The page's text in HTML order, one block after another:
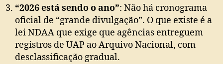
“2026 está sendo o ano”: Não há cronograma
oficial de “grande divulgação”. O que existe é a
lei NDAA que exige que agências entreguem
registros de UAP ao Arquivo Nacional, com
desclassificação gradual.